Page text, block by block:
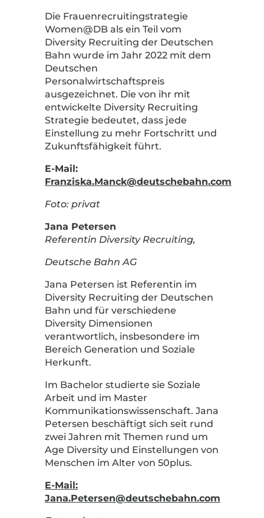
Die Frauenrecruitingstrategie
Women@DB als ein Teil vom
Diversity Recruiting der Deutschen
Bahn wurde im Jahr 2022 mit dem
Deutschen
Personalwirtschaftspreis
ausgezeichnet. Die von ihr mit
entwickelte Diversity Recruiting
Strategie bedeutet, dass jede
Einstellung zu mehr Fortschritt und
Zukunftsfähigkeit führt.
E-Mail:
Franziska.Manck@deutschebahn.com
Foto: privat
Jana Petersen
Referentin Diversity Recruiting,
Deutsche Bahn AG
Jana Petersen ist Referentin im
Diversity Recruiting der Deutschen
Bahn und für verschiedene
Diversity Dimensionen
verantwortlich, insbesondere im
Bereich Generation und Soziale
Herkunft.
Im Bachelor studierte sie Soziale
Arbeit und im Master
Kommunikationswissenschaft. Jana
Petersen beschäftigt sich seit rund
zwei Jahren mit Themen rund um
Age Diversity und Einstellungen von
Menschen im Alter von 50plus.
E-Mail:
Jana.Petersen@deutschebahn.com